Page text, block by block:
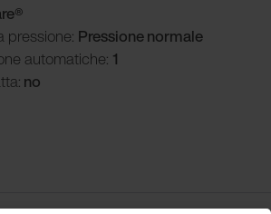
pressione: Pressione normale
automatiche: 1
no